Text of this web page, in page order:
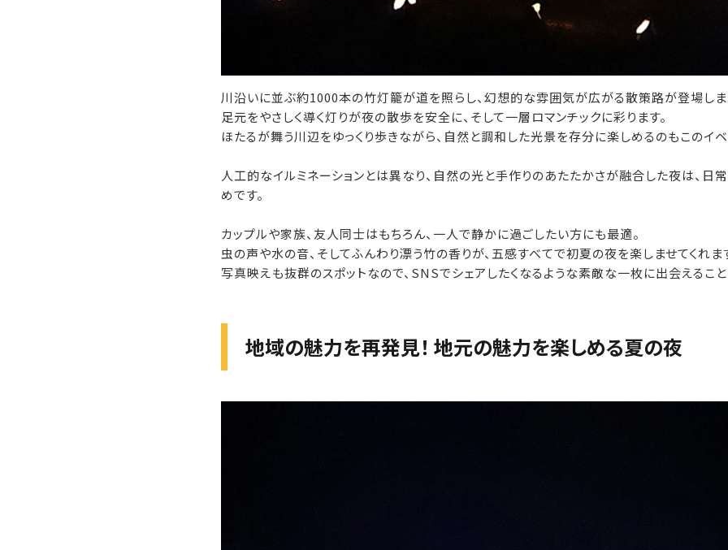
川沿いに並ぶ約1000本の竹灯籠が道を照らし、幻想的な雰囲気が広がる散策路が登場しま
足元をやさしく導く灯りが夜の散歩を安全に、そして一層ロマンチックに彩ります。
ほたるが舞う川辺をゆっくり歩きながら、自然と調和した光景を存分に楽しめるのもこのイ
人工的なイルミネーションとは異なり、自然の光と手作りのあたたかさが融合した夜は、日
めです。
カップルや家族、友人同士はもちろん、一人で静かに過ごしたい方にも最適。
虫の声や水の音、そしてふんわり漂う竹の香りが、五感すべてで初夏の夜を楽しませてくれま
写真映えも抜群のスポットなので、SNSでシェアしたくなるような素敵な一枚に出会えるこ
地域の魅力を再発見！ 地元の魅力を楽しめる夏の夜